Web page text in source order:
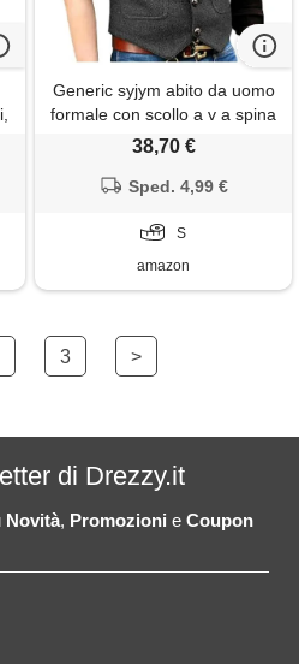
Generic syjym abito da uomo
formale con scollo a v a spina
di pesce in tweed gilet casual
formale da lavoro gilet da
sposo per matrimonio
38,70 €
Sped. 4,99 €
S
amazon
3 >
di Drezzy.it
Novità, Promozioni e Coupon